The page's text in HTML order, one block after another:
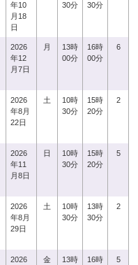
年10
月18
日
30分
30分
2026
年12
月7日
月
13時
00分
16時
00分
6
2026
年8月
22日
土
10時
30分
15時
20分
2
2026
年11
月8日
日
10時
30分
15時
20分
5
2026
年8月
29日
土
10時
30分
13時
30分
2
2026
金
13時
16時
5